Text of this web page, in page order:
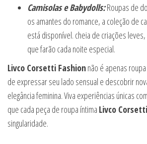
Camisolas e Babydolls:Roupas de
os amantes do romance, a coleção de
está disponível. cheia de criações
que farão cada noite especial.
Livco Corsetti Fashionnão é apenas
de expressar seu lado sensual e descobrir
elegância feminina. Viva experiências únicas
que cada peça de roupa íntima Livco
singularidade.